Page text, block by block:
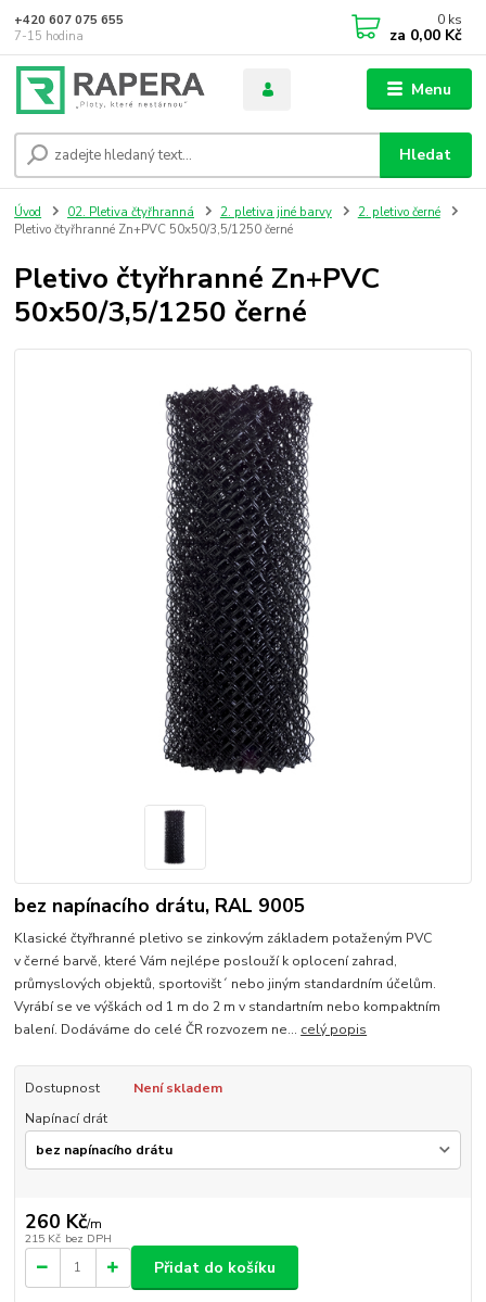
Menu
Hledat
+420 607 075 655
7-15 hodina
0 ks
za 0,00 Kč
Úvod 02. Pletiva čtyřhranná 2. pletiva jiné barvy
2. pletivo černé
Pletivo čtyřhranné Zn+PVC 50x50/3,5/1250 černé
Pletivo čtyřhranné Zn+PVC
50x50/3,5/1250 černé
bez napínacího drátu, RAL 9005
Klasické čtyřhranné pletivo se zinkovým základem potaženým PVC
v černé barvě, které Vám nejlépe poslouží k oplocení zahrad,
průmyslových objektů, sportovišt´ nebo jiným standardním účelům.
Vyrábí se ve výškách od 1 m do 2 m v standartním nebo kompaktním
balení. Dodáváme do celé ČR rozvozem ne... celý popis
Dostupnost
Není skladem
Napínací drát
260 Kč/m
215 Kč bez DPH
Přidat do košíku